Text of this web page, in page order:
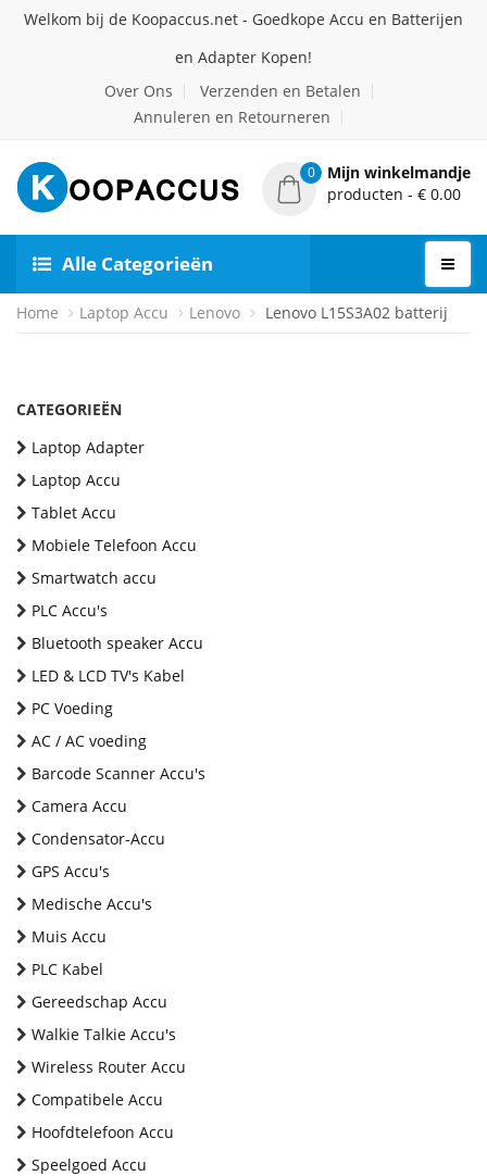
Welkom bij de Koopaccus.net - Goedkope Accu en Batterijen
en Adapter Kopen!
Over Ons
Verzenden en Betalen
Annuleren en Retourneren
0
Mijn winkelmandje
producten - € 0.00
Alle Categorieën
Home Laptop Accu Lenovo Lenovo L15S3A02 batterij
CATEGORIEËN
Laptop Adapter
Laptop Accu
Tablet Accu
Mobiele Telefoon Accu
Smartwatch accu
PLC Accu's
Bluetooth speaker Accu
LED & LCD TV's Kabel
PC Voeding
AC / AC voeding
Barcode Scanner Accu's
Camera Accu
Condensator-Accu
GPS Accu's
Medische Accu's
Muis Accu
PLC Kabel
Gereedschap Accu
Walkie Talkie Accu's
Wireless Router Accu
Compatibele Accu
Hoofdtelefoon Accu
Speelgoed Accu